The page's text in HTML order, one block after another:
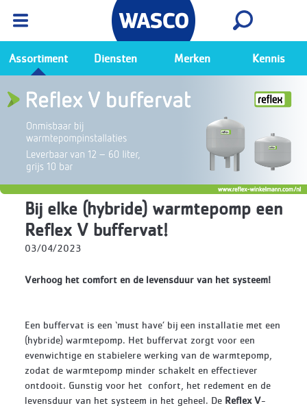
Ga naar de Wasco app
Bekijk
Assortiment Diensten Merken Kennis
Bij elke (hybride) warmtepomp een
Reflex V buffervat!
03/04/2023
Verhoog het comfort en de levensduur van het systeem!
Een buffervat is een ‘must have’ bij een installatie met een
(hybride) warmtepomp. Het buffervat zorgt voor een
evenwichtige en stabielere werking van de warmtepomp,
zodat de warmtepomp minder schakelt en effectiever
ontdooit. Gunstig voor het confort, het redement en de
levensduur van het systeem in het geheel. De Reflex V-